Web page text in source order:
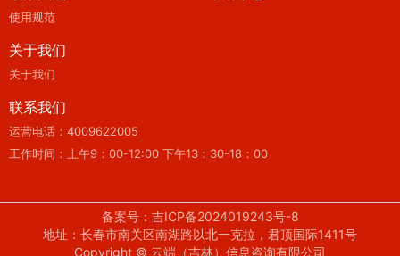
使用规范
关于我们
关于我们
联系我们
运营电话：4009622005
工作时间：上午9：00-12:00 下午13：30-18：00
备案号：吉ICP备2024019243号-8
地址：长春市南关区南湖路以北一克拉，君顶国际1411号
Copyright © 云端（吉林）信息咨询有限公司